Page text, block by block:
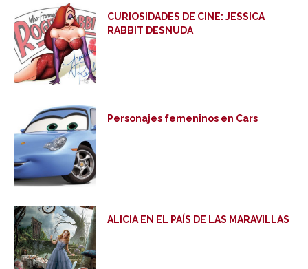
CURIOSIDADES DE CINE: JESSICA
RABBIT DESNUDA
Personajes femeninos en Cars
ALICIA EN EL PAÍS DE LAS MARAVILLAS